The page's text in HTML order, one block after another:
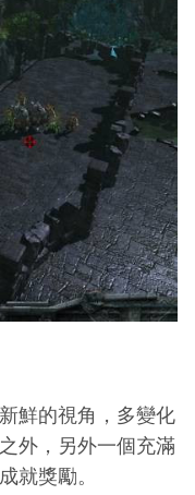
鮮的視角，多變化
外，另外一個充滿
就獎勵。